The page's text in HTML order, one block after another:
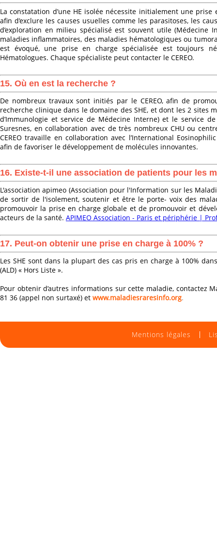
La constatation d’une HE isolée nécessite initialement une
afin d’exclure les causes usuelles comme les parasitoses, les
d’exploration en milieu spécialisé est souvent utile (Médecine
maladies inflammatoires, des maladies hématologiques ou
est évoqué, une prise en charge spécialisée est toujours
Hématologues. Chaque spécialiste peut contacter le CEREO.
15. Où en est la recherche ?
De nombreux travaux sont initiés par le CEREO, afin de
recherche clinique dans le domaine des SHE, et dont les 2 sites
d’Immunologie et service de Médecine Interne) et le service
Suresnes, en collaboration avec de très nombreux CHU ou
CEREO travaille en collaboration avec l’International
afin de favoriser le développement de molécules innovantes.
16. Existe-t-il une association de patients pour les
L'association apimeo (Association pour l'Information sur les
de sortir de l'isolement, soutenir et être le porte- voix des
promouvoir la prise en charge globale et de promouvoir et
acteurs de la santé. APIMEO Association - Paris et périphérie |
17. Peut-on obtenir une prise en charge à 100% ?
Les SHE sont dans la plupart des cas pris en charge à 100%
(ALD) « Hors Liste ».
Pour obtenir d’autres informations sur cette maladie, contactez
81 36 (appel non surtaxé) et www.maladiesraresinfo.org.
Mentions légales